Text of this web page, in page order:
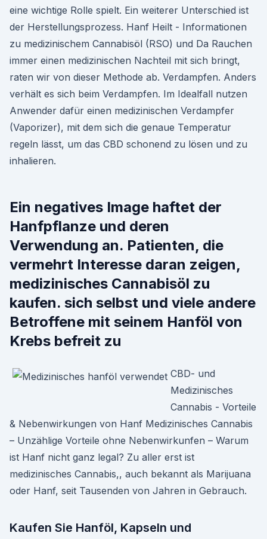
eine wichtige Rolle spielt. Ein weiterer Unterschied ist
der Herstellungsprozess. Hanf Heilt - Informationen
zu medizinischem Cannabisöl (RSO) und Da Rauchen
immer einen medizinischen Nachteil mit sich bringt,
raten wir von dieser Methode ab. Verdampfen. Anders
verhält es sich beim Verdampfen. Im Idealfall nutzen
Anwender dafür einen medizinischen Verdampfer
(Vaporizer), mit dem sich die genaue Temperatur
regeln lässt, um das CBD schonend zu lösen und zu
inhalieren.
Ein negatives Image haftet der
Hanfpflanze und deren
Verwendung an. Patienten, die
vermehrt Interesse daran zeigen,
medizinisches Cannabisöl zu
kaufen. sich selbst und viele andere
Betroffene mit seinem Hanföl von
Krebs befreit zu
CBD- und
Medizinisches
Cannabis - Vorteile
& Nebenwirkungen von Hanf Medizinisches Cannabis
– Unzählige Vorteile ohne Nebenwirkunfen – Warum
ist Hanf nicht ganz legal? Zu aller erst ist
medizinisches Cannabis,, auch bekannt als Marijuana
oder Hanf, seit Tausenden von Jahren in Gebrauch.
Kaufen Sie Hanföl, Kapseln und